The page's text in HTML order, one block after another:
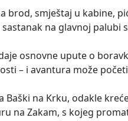
brod, smještaj u kabine,
na glavnoj palubi s
osnovne upute o
– i avantura može
Baški na Krku, odakle
na Zakam, s kojeg